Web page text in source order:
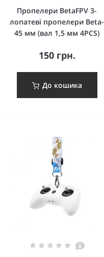
Пропелери BetaFPV 3-
лопатеві пропелери Beta-
45 мм (вал 1,5 мм 4PCS)
150 грн.
До кошика
0